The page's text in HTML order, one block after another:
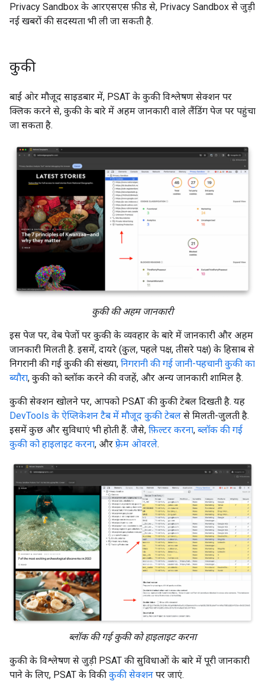
Privacy Sandbox के आरएसएस फ़ीड से, Privacy Sandbox से जुड़ी
नई खबरों की सदस्यता भी ली जा सकती है.
कुकी
बाईं ओर मौजूद साइडबार में, PSAT के कुकी विश्लेषण सेक्शन पर
क्लिक करने से, कुकी के बारे में अहम जानकारी वाले लैंडिंग पेज पर पहुंचा
जा सकता है.
कुकी की अहम जानकारी
इस पेज पर, वेब पेजों पर कुकी के व्यवहार के बारे में जानकारी और अहम
जानकारी मिलती है. इसमें, दायरे (कुल, पहले पक्ष, तीसरे पक्ष) के हिसाब से
निगरानी की गई कुकी की संख्या, निगरानी की गई जानी-पहचानी कुकी का
ब्यौरा, कुकी को ब्लॉक करने की वजहें, और अन्य जानकारी शामिल है.
कुकी सेक्शन खोलने पर, आपको PSAT की कुकी टेबल दिखती है. यह
DevTools के ऐप्लिकेशन टैब में मौजूद कुकी टेबल से मिलती-जुलती है.
इसमें कुछ और सुविधाएं भी होती हैं. जैसे, फ़िल्टर करना, ब्लॉक की गई
कुकी को हाइलाइट करना, और फ़्रेम ओवरले.
ब्लॉक की गई कुकी को हाइलाइट करना
कुकी के विश्लेषण से जुड़ी PSAT की सुविधाओं के बारे में पूरी जानकारी
पाने के लिए, PSAT के विकीकुकी सेक्शन पर जाएं.